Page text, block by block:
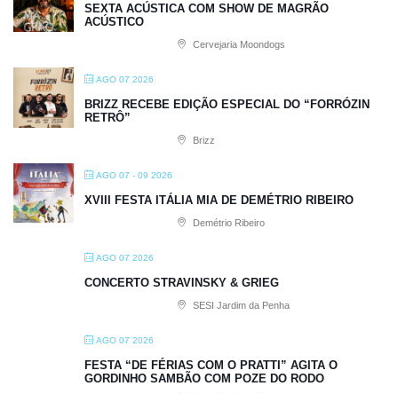
SEXTA ACÚSTICA COM SHOW DE MAGRÃO
ACÚSTICO
Cervejaria Moondogs
AGO 07 2026
BRIZZ RECEBE EDIÇÃO ESPECIAL DO “FORRÓZIN
RETRÔ”
Brizz
AGO 07 - 09 2026
XVIII FESTA ITÁLIA MIA DE DEMÉTRIO RIBEIRO
Demétrio Ribeiro
AGO 07 2026
CONCERTO STRAVINSKY & GRIEG
SESI Jardim da Penha
AGO 07 2026
FESTA “DE FÉRIAS COM O PRATTI” AGITA O
GORDINHO SAMBÃO COM POZE DO RODO